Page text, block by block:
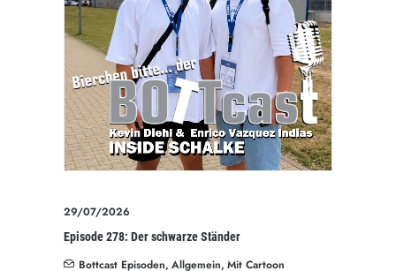
29/07/2026
Episode 278: Der schwarze Ständer
Bottcast Episoden, Allgemein, Mit Cartoon